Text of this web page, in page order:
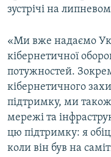
зустрічі на
«Ми вже надаємо
кібернетичної
потужностей.
кібернетичного
підтримку, ми
мережі та
цю підтримку: я
коли він був на